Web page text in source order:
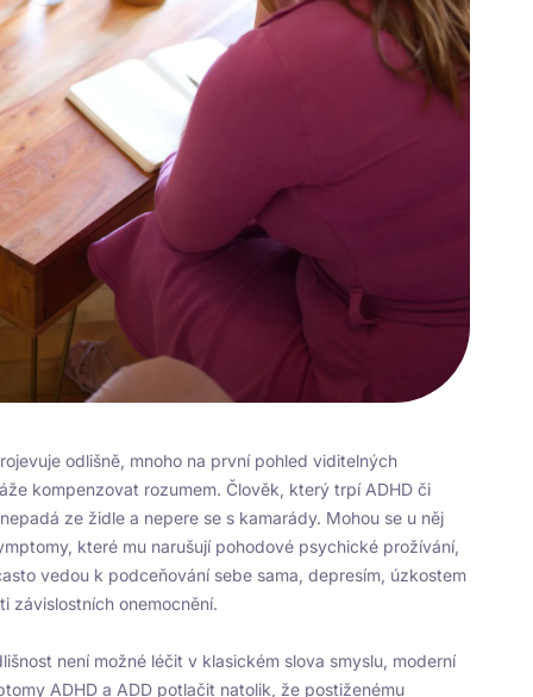
odlišně, mnoho na první pohled viditelných
kompenzovat rozumem. Člověk, který trpí ADHD či
ze židle a nepere se s kamarády. Mohou se u něj
které mu narušují pohodové psychické prožívání,
vedou k podceňování sebe sama, depresím, úzkostem
závislostních onemocnění.
není možné léčit v klasickém slova smyslu, moderní
ADHD a ADD potlačit natolik, že postiženému